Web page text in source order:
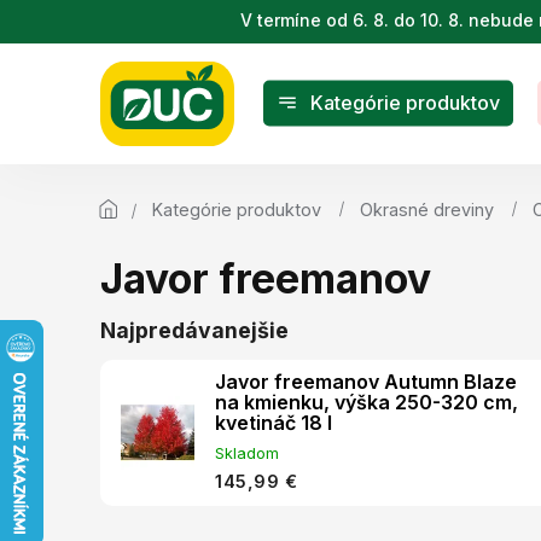
na
V termíne od 6. 8. do 10. 8.
Kategórie produktov
Kategórie produktov Okrasné dreviny
Javor freemanov
Najpredávanejšie
Javor freemanov Autumn Blaze
na kmienku, výška 250-320 cm,
kvetináč 18 l
Skladom
145,99 €